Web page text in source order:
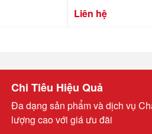
Liên hệ
Chi Tiêu Hiệu Quả
Đa dạng sản phẩm và dịch vụ
lượng cao với giá ưu đãi